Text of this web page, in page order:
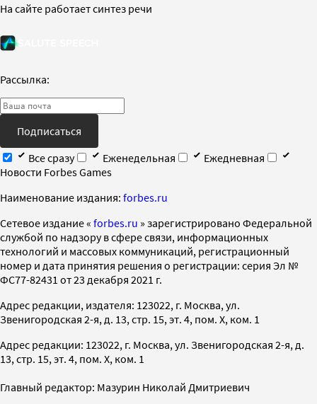
На сайте работает синтез речи
Рассылка:
Подписаться
Все сразу
Еженедельная
Ежедневная
Новости Forbes Games
Наименование издания: forbes.ru
Cетевое издание « forbes.ru » зарегистрировано Федеральной
службой по надзору в сфере связи, информационных
технологий и массовых коммуникаций, регистрационный
номер и дата принятия решения о регистрации: серия Эл №
ФС77-82431 от 23 декабря 2021 г.
Адрес редакции, издателя: 123022, г. Москва, ул.
Звенигородская 2-я, д. 13, стр. 15, эт. 4, пом. X, ком. 1
Адрес редакции: 123022, г. Москва, ул. Звенигородская 2-я, д.
13, стр. 15, эт. 4, пом. X, ком. 1
Главный редактор: Мазурин Николай Дмитриевич